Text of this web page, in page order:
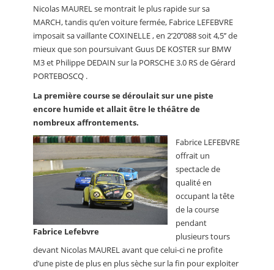
Nicolas MAUREL se montrait le plus rapide sur sa
MARCH, tandis qu’en voiture fermée, Fabrice LEFEBVRE
imposait sa vaillante COXINELLE , en 2’20’’088 soit 4,5’’ de
mieux que son poursuivant Guus DE KOSTER sur BMW
M3 et Philippe DEDAIN sur la PORSCHE 3.0 RS de Gérard
PORTEBOSCQ .
La première course se déroulait sur une piste
encore humide et allait être le théâtre de
nombreux affrontements.
Fabrice Lefebvre
Fabrice LEFEBVRE
offrait un
spectacle de
qualité en
occupant la tête
de la course
pendant
plusieurs tours
devant Nicolas MAUREL avant que celui-ci ne profite
d’une piste de plus en plus sèche sur la fin pour exploiter